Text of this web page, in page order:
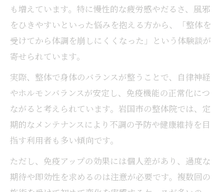
も増えています。特に慢性的な疲労感やだるさ、風邪
をひきやすいといった悩みを抱える方から、「整体を
受けてから体調を崩しにくくなった」という体験談が
寄せられています。
実際、整体で身体のバランスが整うことで、自律神経
やホルモンバランスが安定し、免疫機能の正常化につ
ながると考えられています。岩国市の整体院では、定
期的なメンテナンスにより不調の予防や健康維持を目
指す利用者も多い傾向です。
ただし、免疫アップの効果には個人差があり、過度な
期待や即効性を求めるのは注意が必要です。複数回の